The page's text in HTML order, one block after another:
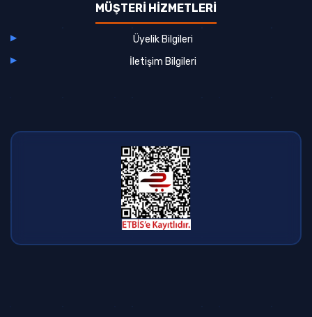
MÜŞTERİ HİZMETLERİ
Üyelik Bilgileri
İletişim Bilgileri